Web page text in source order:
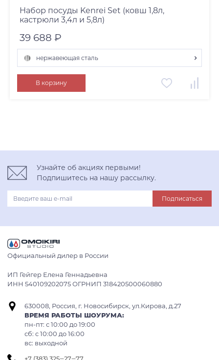
Набор посуды Kenrei Set (ковш 1,8л,
кастрюли 3,4л и 5,8л)
39 688 ₽
нержавеющая сталь
нержавеющая сталь
В корзину
Узнайте об акциях первыми!
Подпишитесь на нашу рассылку.
Подписаться
Официальный дилер в России
ИП Гейгер Елена Геннадьевна
ИНН 540109202075 ОГРНИП 318420500060880
630008, Россия, г. Новосибирск, ул.Кирова, д.27
ВРЕМЯ РАБОТЫ ШОУРУМА:
пн-пт: с 10:00 до 19:00
сб: c 10:00 до 16:00
вс: выходной